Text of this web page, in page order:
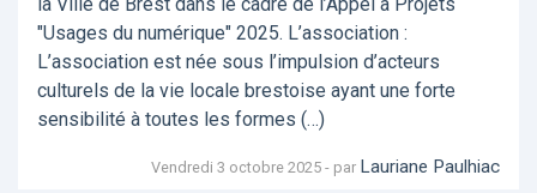
"Usages du numérique" 2025. L’association :
L’association est née sous l’impulsion d’acteurs
culturels de la vie locale brestoise ayant une forte
sensibilité à toutes les formes (…)
Vendredi 3 octobre 2025 - par Lauriane Paulhiac